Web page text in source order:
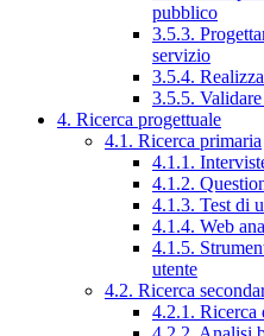
pubblico
3.5.3.
servizio
3.5.4.
3.5.5.
4. Ricerca progettuale
4.1. Ricerca primaria
4.1.1.
4.1.2.
4.1.3. Test di
4.1.4. Web
4.1.5.
utente
4.2. Ricerca
4.2.1. Ricerca